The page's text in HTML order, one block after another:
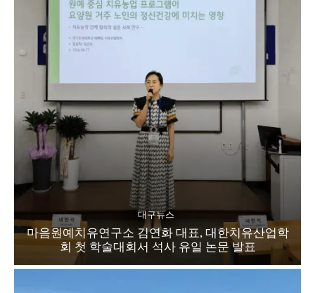
대구뉴스
마음원예치유연구소 김연화 대표, 대한치유산업학
회 첫 학술대회서 석사 유일 논문 발표